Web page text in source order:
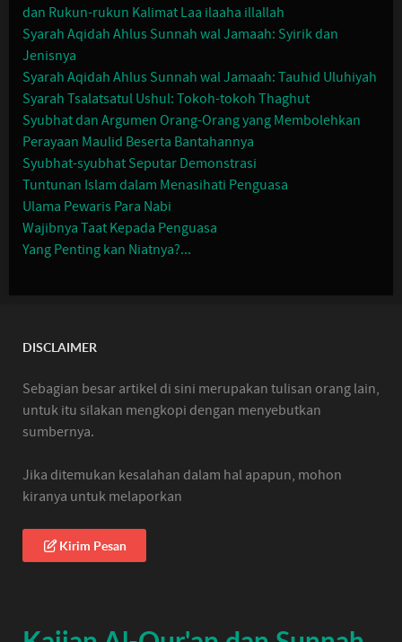
dan Rukun-rukun Kalimat Laa ilaaha illallah
Syarah Aqidah Ahlus Sunnah wal Jamaah: Syirik dan
Jenisnya
Syarah Aqidah Ahlus Sunnah wal Jamaah: Tauhid Uluhiyah
Syarah Tsalatsatul Ushul: Tokoh-tokoh Thaghut
Syubhat dan Argumen Orang-Orang yang Membolehkan
Perayaan Maulid Beserta Bantahannya
Syubhat-syubhat Seputar Demonstrasi
Tuntunan Islam dalam Menasihati Penguasa
Ulama Pewaris Para Nabi
Wajibnya Taat Kepada Penguasa
Yang Penting kan Niatnya?...
DISCLAIMER
Sebagian besar artikel di sini merupakan tulisan orang lain,
untuk itu silakan mengkopi dengan menyebutkan
sumbernya.
Jika ditemukan kesalahan dalam hal apapun, mohon
kiranya untuk melaporkan
Kirim Pesan